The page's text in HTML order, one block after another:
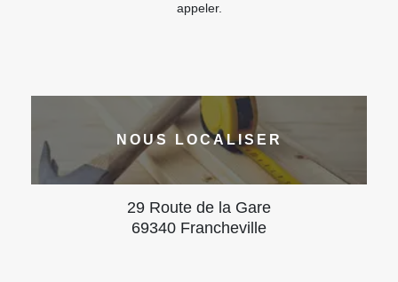
appeler.
NOUS LOCALISER
29 Route de la Gare
69340 Francheville